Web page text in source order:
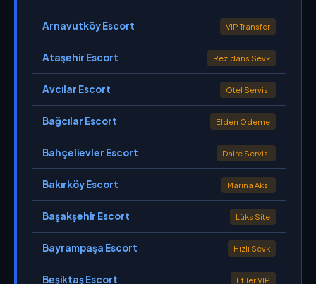
Arnavutköy Escort VIP Transfer
Ataşehir Escort Rezidans Sevk
Avcılar Escort Otel Servisi
Bağcılar Escort Elden Ödeme
Bahçelievler Escort Daire Servisi
Bakırköy Escort Marina Aksı
Başakşehir Escort Lüks Site
Bayrampaşa Escort Hızlı Sevk
Beşiktaş Escort Etiler VIP